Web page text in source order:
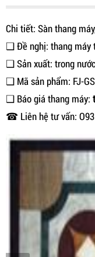
Chi tiết: Sàn thang
❑ Đề nghị: thang máy
❑ Sản xuất: trong
❑ Mã sản phẩm: FJ-
❑ Báo giá thang máy:
☎ Liên hệ tư vấn: